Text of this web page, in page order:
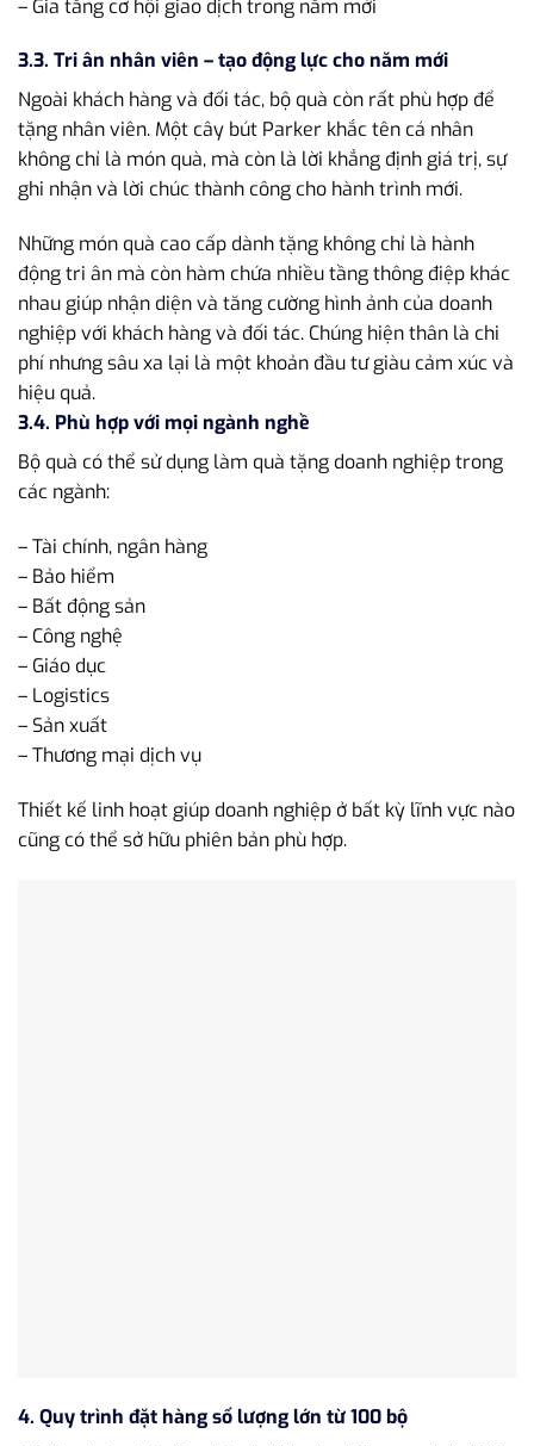
– Gia tăng cơ hội giao dịch trong năm mới
3.3. Tri ân nhân viên – tạo động lực cho năm mới
Ngoài khách hàng và đối tác, bộ quà còn rất phù hợp để
tặng nhân viên. Một cây bút Parker khắc tên cá nhân
không chỉ là món quà, mà còn là lời khẳng định giá trị, sự
ghi nhận và lời chúc thành công cho hành trình mới.
Những món quà cao cấp dành tặng không chỉ là hành
động tri ân mà còn hàm chứa nhiều tầng thông điệp khác
nhau giúp nhận diện và tăng cường hình ảnh của doanh
nghiệp với khách hàng và đối tác. Chúng hiện thân là chi
phí nhưng sâu xa lại là một khoản đầu tư giàu cảm xúc và
hiệu quả.
3.4. Phù hợp với mọi ngành nghề
Bộ quà có thể sử dụng làm quà tặng doanh nghiệp trong
các ngành:
– Tài chính, ngân hàng
– Bảo hiểm
– Bất động sản
– Công nghệ
– Giáo dục
– Logistics
– Sản xuất
– Thương mại dịch vụ
Thiết kế linh hoạt giúp doanh nghiệp ở bất kỳ lĩnh vực nào
cũng có thể sở hữu phiên bản phù hợp.
4. Quy trình đặt hàng số lượng lớn từ 100 bộ